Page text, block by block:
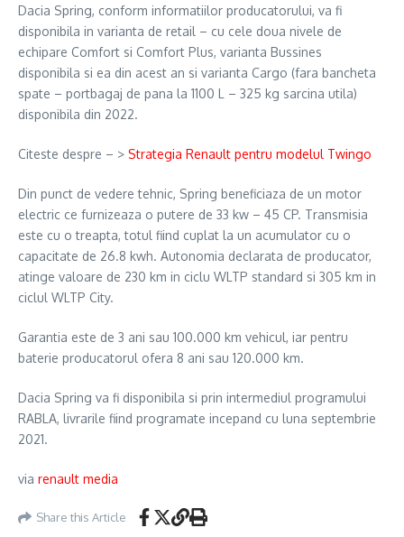
Dacia Spring, conform informatiilor producatorului, va fi
disponibila in varianta de retail – cu cele doua nivele de
echipare Comfort si Comfort Plus, varianta Bussines
disponibila si ea din acest an si varianta Cargo (fara bancheta
spate – portbagaj de pana la 1100 L – 325 kg sarcina utila)
disponibila din 2022.
Citeste despre – > Strategia Renault pentru modelul Twingo
Din punct de vedere tehnic, Spring beneficiaza de un motor
electric ce furnizeaza o putere de 33 kw – 45 CP. Transmisia
este cu o treapta, totul fiind cuplat la un acumulator cu o
capacitate de 26.8 kwh. Autonomia declarata de producator,
atinge valoare de 230 km in ciclu WLTP standard si 305 km in
ciclul WLTP City.
Garantia este de 3 ani sau 100.000 km vehicul, iar pentru
baterie producatorul ofera 8 ani sau 120.000 km.
Dacia Spring va fi disponibila si prin intermediul programului
RABLA, livrarile fiind programate incepand cu luna septembrie
2021.
via renault media
Share this Article